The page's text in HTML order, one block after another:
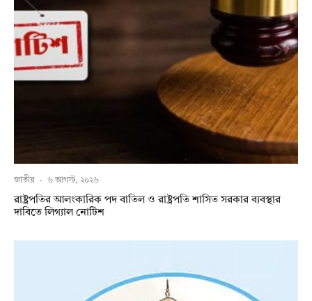
জাতীয় · ৬ আগস্ট, ২০২৬
রাষ্ট্রপতির আলংকারিক পদ বাতিল ও রাষ্ট্রপতি শাসিত সরকার ব্যবস্থার
দাবিতে লিগ্যাল নোটিশ